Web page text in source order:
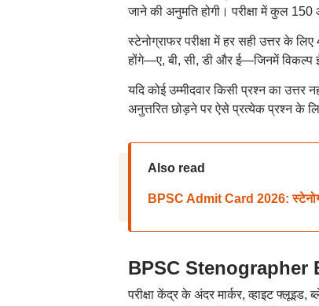
जाने की अनुमति होगी। परीक्षा में कुल
स्टेनोग्राफर परीक्षा में हर सही उत्तर के
होंगे—ए, बी, सी, डी और ई—जिनमें विकल्प
यदि कोई उम्मीदवार किसी प्रश्न का उत्तर
अनुत्तरित छोड़ने पर ऐसे प्रत्येक प्रश्न के
Also read
BPSC Admit Card 2026:
BPSC Stenographer
परीक्षा केंद्र के अंदर मार्कर, व्हाइट